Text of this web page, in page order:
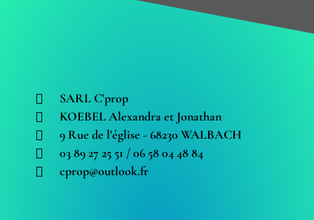
SARL C'prop
KOEBEL Alexandra et Jonathan
9 Rue de l'église - 68230 WALBACH
03 89 27 25 51 / 06 58 04 48 84
cprop@outlook.fr